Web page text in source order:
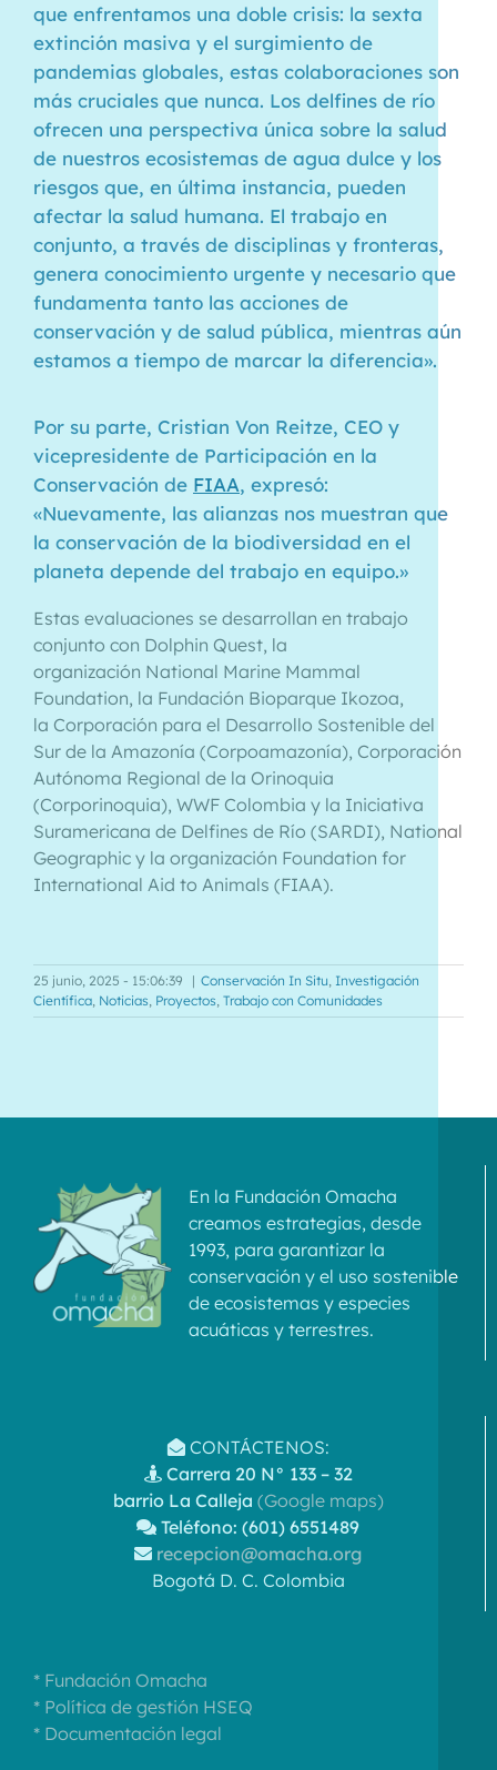
que enfrentamos una doble crisis: la sexta
extinción masiva y el surgimiento de
pandemias globales, estas colaboraciones son
más cruciales que nunca. Los delfines de río
ofrecen una perspectiva única sobre la salud
de nuestros ecosistemas de agua dulce y los
riesgos que, en última instancia, pueden
afectar la salud humana. El trabajo en
conjunto, a través de disciplinas y fronteras,
genera conocimiento urgente y necesario que
fundamenta tanto las acciones de
conservación y de salud pública, mientras aún
estamos a tiempo de marcar la diferencia».
Por su parte, Cristian Von Reitze, CEO y
vicepresidente de Participación en la
Conservación de FIAA, expresó:
«Nuevamente, las alianzas nos muestran que
la conservación de la biodiversidad en el
planeta depende del trabajo en equipo.»
Estas evaluaciones se desarrollan en trabajo
conjunto con Dolphin Quest, la
organización National Marine Mammal
Foundation, la Fundación Bioparque Ikozoa,
la Corporación para el Desarrollo Sostenible del
Sur de la Amazonía (Corpoamazonía), Corporación
Autónoma Regional de la Orinoquia
(Corporinoquia), WWF Colombia y la Iniciativa
Suramericana de Delfines de Río (SARDI), National
Geographic y la organización Foundation for
International Aid to Animals (FIAA).
25 junio, 2025 - 15:06:39 | Conservación In Situ Investigación
Científica Noticias Proyectos Trabajo con Comunidades
En la Fundación Omacha
creamos estrategias, desde
1993, para garantizar la
conservación y el uso sostenible
de ecosistemas y especies
acuáticas y terrestres.
CONTÁCTENOS:
Carrera 20 N° 133 – 32
barrio La Calleja (Google maps)
Teléfono: (601) 6551489
recepcion@omacha.org
Bogotá D. C. Colombia
* Fundación Omacha
* Política de gestión HSEQ
* Documentación legal